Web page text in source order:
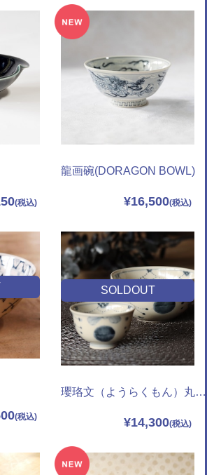
龍画碗(DORAGON BOWL)
¥16,500
SOLDOUT
瓔珞文（ようらくもん）丸片口＆酒杯
¥14,300